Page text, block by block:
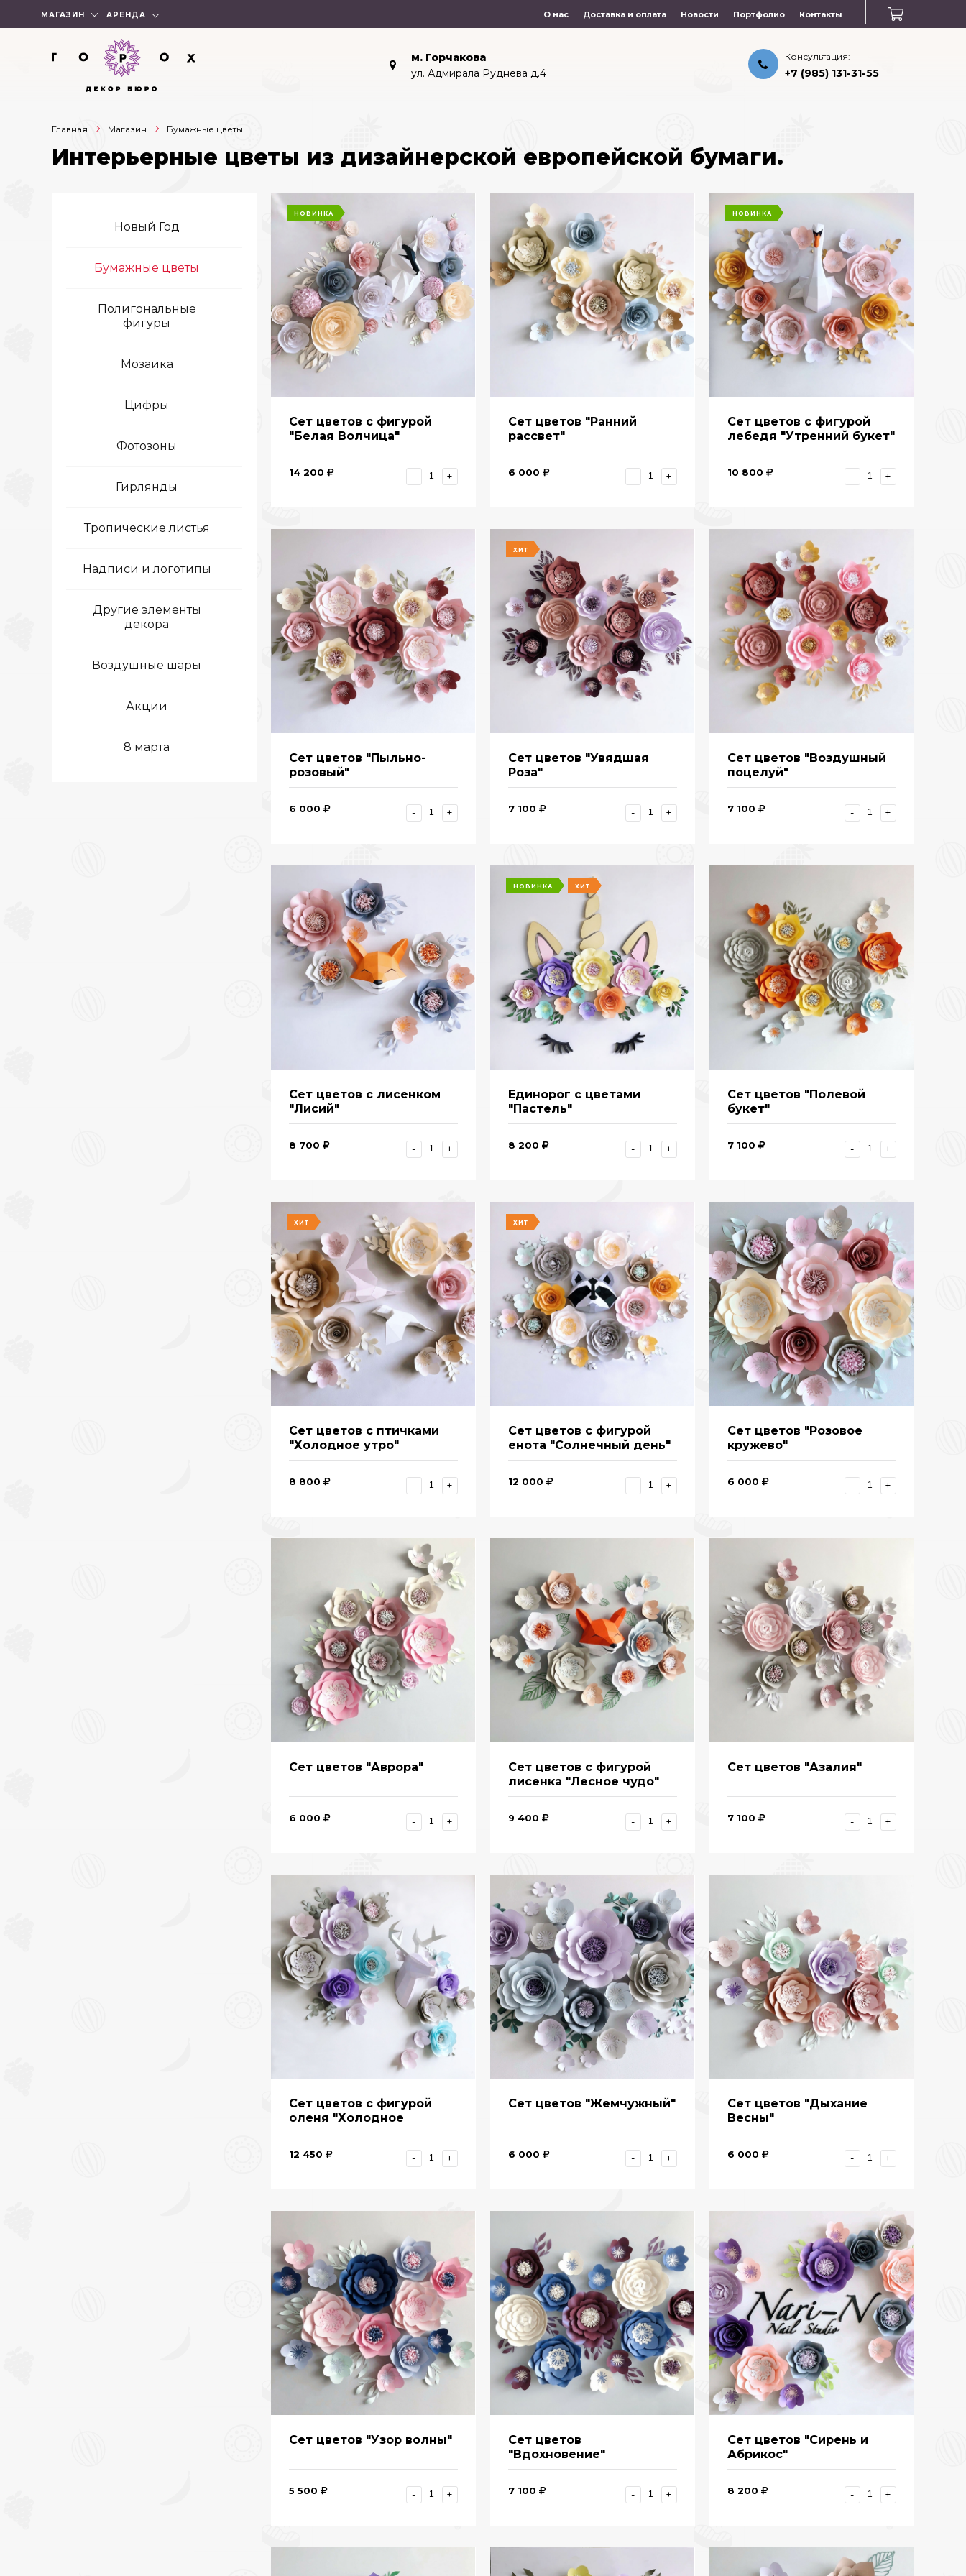
МАГАЗИН АРЕНДА О нас Доставка и оплата Новости Портфолио Контакты
м. Горчакова
ул. Адмирала Руднева д.4
Консультация:
+7 (985) 131-31-55
Главная Магазин Бумажные цветы
Интерьерные цветы из дизайнерской европейской бумаги.
Новый Год
Бумажные цветы
Полигональные
фигуры
Мозаика
Цифры
Фотозоны
Гирлянды
Тропические листья
Надписи и логотипы
Другие элементы
декора
Воздушные шары
Акции
8 марта
НОВИНКА
Сет цветов с фигурой
"Белая Волчица"
14 200 - +
Сет цветов "Ранний
рассвет"
6 000 - +
НОВИНКА
Сет цветов с фигурой
лебедя "Утренний букет"
10 800 - +
Сет цветов "Пыльно-
розовый"
6 000 - +
ХИТ
Сет цветов "Увядшая
Роза"
7 100 - +
Сет цветов "Воздушный
поцелуй"
7 100 - +
Сет цветов с лисенком
"Лисий"
8 700 - +
НОВИНКА ХИТ
Единорог с цветами
"Пастель"
8 200 - +
Сет цветов "Полевой
букет"
7 100 - +
ХИТ
Сет цветов с птичками
"Холодное утро"
8 800 - +
ХИТ
Сет цветов с фигурой
енота "Солнечный день"
12 000 - +
Сет цветов "Розовое
кружево"
6 000 - +
Сет цветов "Аврора"
6 000 - +
Сет цветов с фигурой
лисенка "Лесное чудо"
9 400 - +
Сет цветов "Азалия"
7 100 - +
Сет цветов с фигурой
оленя "Холодное
сердце"
12 450 - +
Сет цветов "Жемчужный"
6 000 - +
Сет цветов "Дыхание
Весны"
6 000 - +
Сет цветов "Узор волны"
5 500 - +
Сет цветов
"Вдохновение"
7 100 - +
Сет цветов "Сирень и
Абрикос"
8 200 - +